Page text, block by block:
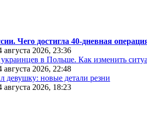
Чего достигла 40-дневная
2026, 23:36
в Польше. Как изменить
2026, 22:48
новые детали резни
2026, 18:23